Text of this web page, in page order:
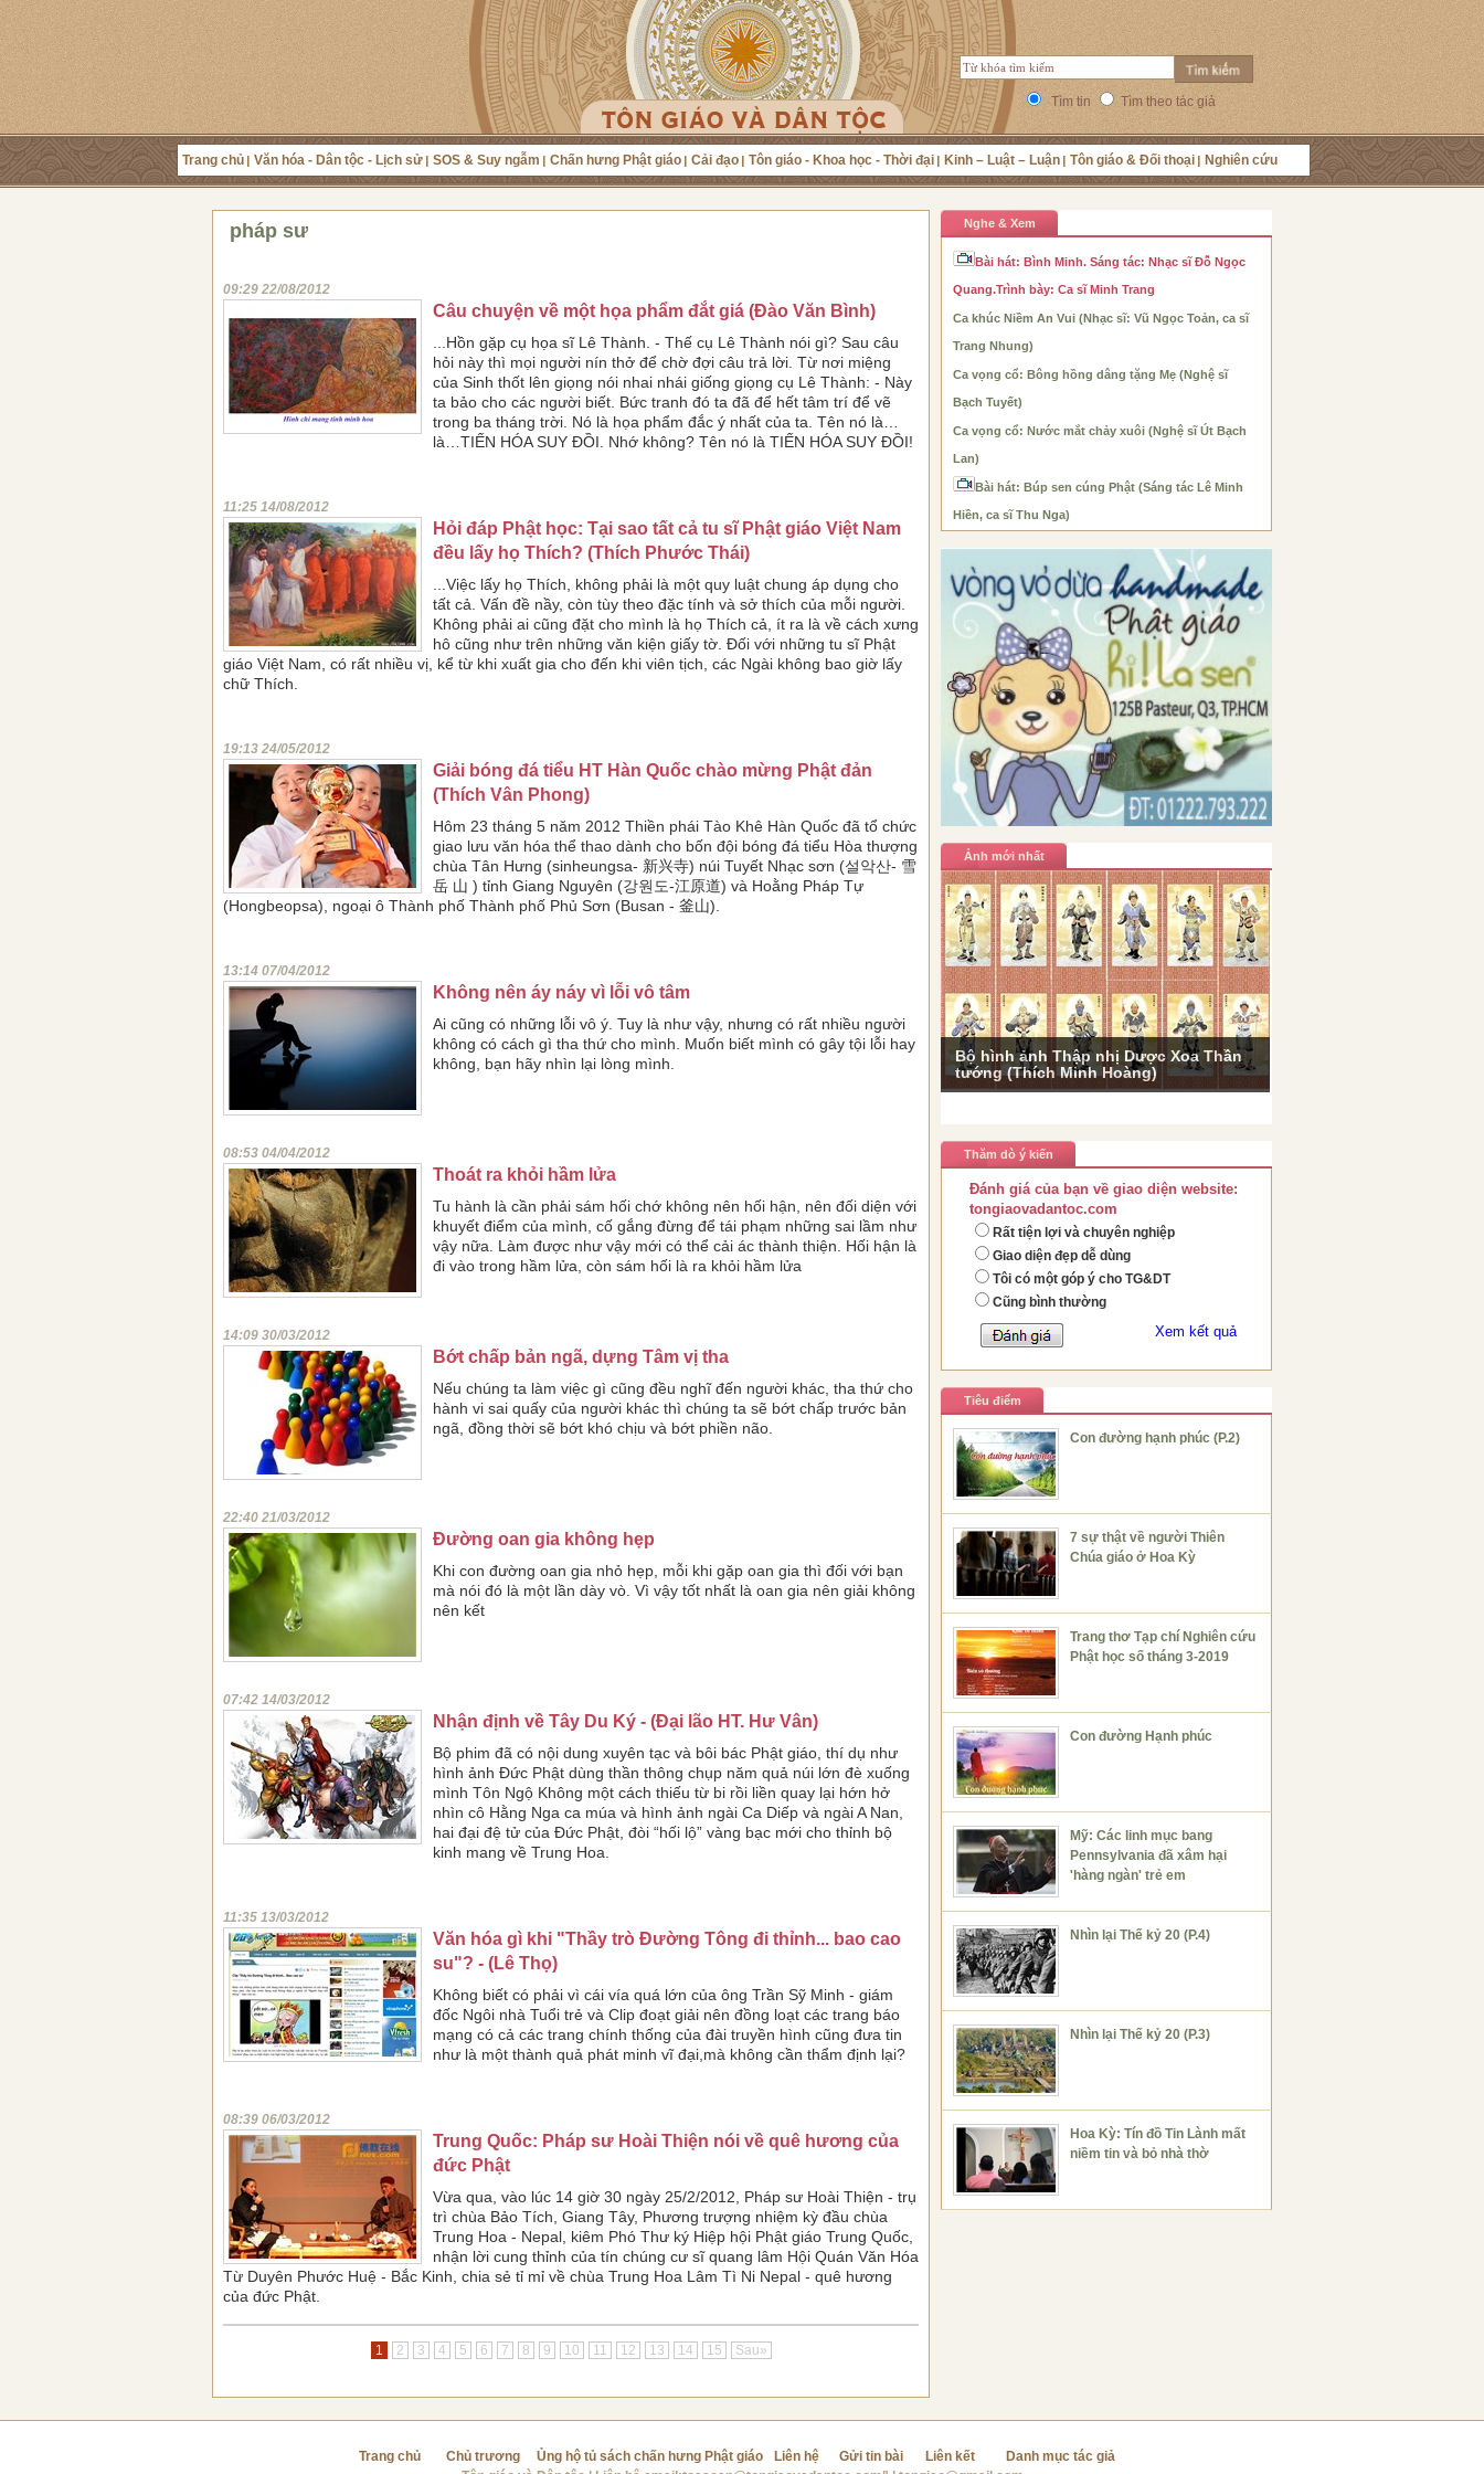
Tìm tin Tìm theo tác giả
Trang chủ Văn hóa - Dân tộc - Lịch sử SOS & Suy ngẫm Chấn hưng Phật giáo Cải đạo Tôn giáo - Khoa học - Thời đại Kinh – Luật – Luận Tôn giáo & Đối thoại Nghiên cứu
pháp sư
09:29 22/08/2012
Câu chuyện về một họa phẩm đắt giá (Đào Văn Bình)
...Hồn gặp cụ họa sĩ Lê Thành. - Thế cụ Lê Thành nói gì? Sau câu
hỏi này thì mọi người nín thở để chờ đợi câu trả lời. Từ nơi miệng
của Sinh thốt lên giọng nói nhai nhái giống giọng cụ Lê Thành: - Này
ta bảo cho các người biết. Bức tranh đó ta đã để hết tâm trí để vẽ
trong ba tháng trời. Nó là họa phẩm đắc ý nhất của ta. Tên nó là…
là…TIẾN HÓA SUY ĐỒI. Nhớ không? Tên nó là TIẾN HÓA SUY ĐỒI!
11:25 14/08/2012
Hỏi đáp Phật học: Tại sao tất cả tu sĩ Phật giáo Việt Nam
đều lấy họ Thích? (Thích Phước Thái)
...Việc lấy họ Thích, không phải là một quy luật chung áp dụng cho
tất cả. Vấn đề nầy, còn tùy theo đặc tính và sở thích của mỗi người.
Không phải ai cũng đặt cho mình là họ Thích cả, ít ra là về cách xưng
hô cũng như trên những văn kiện giấy tờ. Đối với những tu sĩ Phật
giáo Việt Nam, có rất nhiều vị, kể từ khi xuất gia cho đến khi viên tịch, các Ngài không bao giờ lấy
chữ Thích.
19:13 24/05/2012
Giải bóng đá tiểu HT Hàn Quốc chào mừng Phật đản
(Thích Vân Phong)
Hôm 23 tháng 5 năm 2012 Thiền phái Tào Khê Hàn Quốc đã tổ chức
giao lưu văn hóa thể thao dành cho bốn đội bóng đá tiểu Hòa thượng
chùa Tân Hưng (sinheungsa- 新兴寺) núi Tuyết Nhạc sơn (설악산- 雪
岳 山 ) tỉnh Giang Nguyên (강원도-江原道) và Hoằng Pháp Tự
(Hongbeopsa), ngoại ô Thành phố Thành phố Phủ Sơn (Busan - 釜山).
13:14 07/04/2012
Không nên áy náy vì lỗi vô tâm
Ai cũng có những lỗi vô ý. Tuy là như vậy, nhưng có rất nhiều người
không có cách gì tha thứ cho mình. Muốn biết mình có gây tội lỗi hay
không, bạn hãy nhìn lại lòng mình.
08:53 04/04/2012
Thoát ra khỏi hầm lửa
Tu hành là cần phải sám hối chớ không nên hối hận, nên đối diện với
khuyết điểm của mình, cố gắng đừng để tái phạm những sai lầm như
vậy nữa. Làm được như vậy mới có thể cải ác thành thiện. Hối hận là
đi vào trong hầm lửa, còn sám hối là ra khỏi hầm lửa
14:09 30/03/2012
Bớt chấp bản ngã, dựng Tâm vị tha
Nếu chúng ta làm việc gì cũng đều nghĩ đến người khác, tha thứ cho
hành vi sai quấy của người khác thì chúng ta sẽ bớt chấp trước bản
ngã, đồng thời sẽ bớt khó chịu và bớt phiền não.
22:40 21/03/2012
Đường oan gia không hẹp
Khi con đường oan gia nhỏ hẹp, mỗi khi gặp oan gia thì đối với bạn
mà nói đó là một lần dày vò. Vì vậy tốt nhất là oan gia nên giải không
nên kết
07:42 14/03/2012
Nhận định về Tây Du Ký - (Đại lão HT. Hư Vân)
Bộ phim đã có nội dung xuyên tạc và bôi bác Phật giáo, thí dụ như
hình ảnh Ðức Phật dùng thần thông chụp năm quả núi lớn đè xuống
mình Tôn Ngộ Không một cách thiếu từ bi rồi liền quay lại hớn hở
nhìn cô Hằng Nga ca múa và hình ảnh ngài Ca Diếp và ngài A Nan,
hai đại đệ tử của Ðức Phật, đòi “hối lộ” vàng bạc mới cho thỉnh bộ
kinh mang về Trung Hoa.
11:35 13/03/2012
Văn hóa gì khi "Thầy trò Đường Tông đi thỉnh... bao cao
su"? - (Lê Thọ)
Không biết có phải vì cái vía quá lớn của ông Trần Sỹ Minh - giám
đốc Ngôi nhà Tuổi trẻ và Clip đoạt giải nên đồng loạt các trang báo
mạng có cả các trang chính thống của đài truyền hình cũng đưa tin
như là một thành quả phát minh vĩ đại,mà không cần thẩm định lại?
08:39 06/03/2012
Trung Quốc: Pháp sư Hoài Thiện nói về quê hương của
đức Phật
Vừa qua, vào lúc 14 giờ 30 ngày 25/2/2012, Pháp sư Hoài Thiện - trụ
trì chùa Bảo Tích, Giang Tây, Phương trượng nhiệm kỳ đầu chùa
Trung Hoa - Nepal, kiêm Phó Thư ký Hiệp hội Phật giáo Trung Quốc,
nhận lời cung thỉnh của tín chúng cư sĩ quang lâm Hội Quán Văn Hóa
Từ Duyên Phước Huệ - Bắc Kinh, chia sẻ tỉ mỉ về chùa Trung Hoa Lâm Tì Ni Nepal - quê hương
của đức Phật.
1 2 3 4 5 6 7 8 9 10 11 12 13 14 15 Sau»
Nghe & Xem
Bài hát: Bình Minh. Sáng tác: Nhạc sĩ Đỗ Ngọc
Quang.Trình bày: Ca sĩ Minh Trang
Ca khúc Niềm An Vui (Nhạc sĩ: Vũ Ngọc Toản, ca sĩ
Trang Nhung)
Ca vọng cổ: Bông hồng dâng tặng Mẹ (Nghệ sĩ
Bạch Tuyết)
Ca vọng cổ: Nước mắt chảy xuôi (Nghệ sĩ Út Bạch
Lan)
Bài hát: Búp sen cúng Phật (Sáng tác Lê Minh
Hiền, ca sĩ Thu Nga)
Ảnh mới nhất
Bộ hình ảnh Thập nhị Dược Xoa Thần
tướng (Thích Minh Hoàng)
Thăm dò ý kiến
Đánh giá của bạn về giao diện website:
tongiaovadantoc.com
Rất tiện lợi và chuyên nghiệp
Giao diện đẹp dễ dùng
Tôi có một góp ý cho TG&DT
Cũng bình thường
Xem kết quả
Tiêu điểm
Con đường hạnh phúc (P.2)
7 sự thật về người Thiên
Chúa giáo ở Hoa Kỳ
Trang thơ Tạp chí Nghiên cứu
Phật học số tháng 3-2019
Con đường Hạnh phúc
Mỹ: Các linh mục bang
Pennsylvania đã xâm hại
'hàng ngàn' trẻ em
Nhìn lại Thế kỷ 20 (P.4)
Nhìn lại Thế kỷ 20 (P.3)
Hoa Kỳ: Tín đồ Tin Lành mất
niềm tin và bỏ nhà thờ
Trang chủ Chủ trương Ủng hộ tủ sách chấn hưng Phật giáo Liên hệ Gửi tin bài Liên kết
Danh mục tác giả